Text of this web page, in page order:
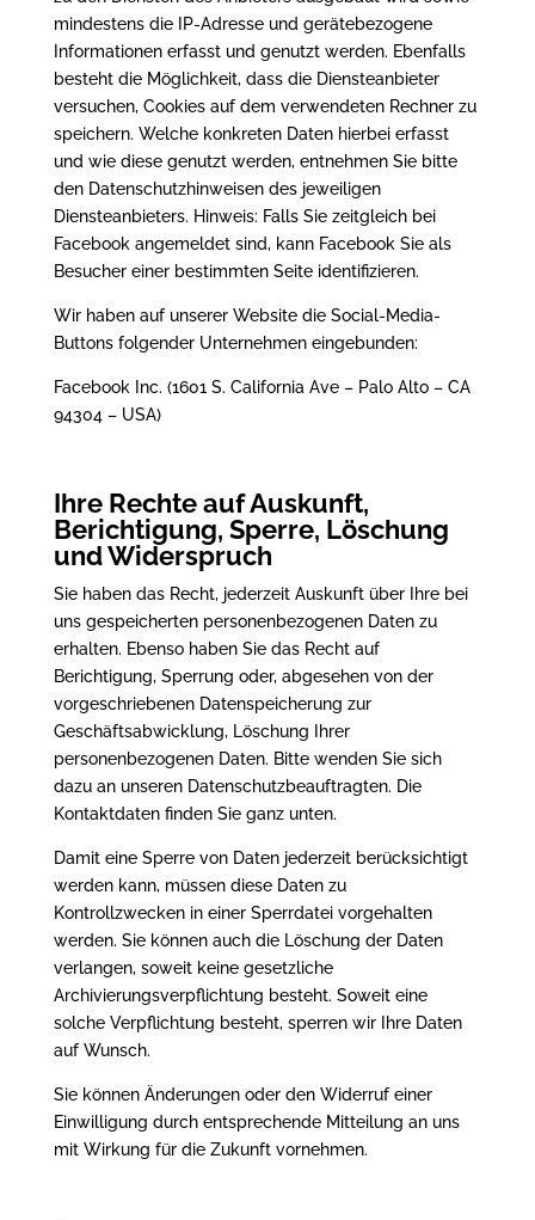
mindestens die IP-Adresse und gerätebezogene
Informationen erfasst und genutzt werden. Ebenfalls
besteht die Möglichkeit, dass die Diensteanbieter
versuchen, Cookies auf dem verwendeten Rechner zu
speichern. Welche konkreten Daten hierbei erfasst
und wie diese genutzt werden, entnehmen Sie bitte
den Datenschutzhinweisen des jeweiligen
Diensteanbieters. Hinweis: Falls Sie zeitgleich bei
Facebook angemeldet sind, kann Facebook Sie als
Besucher einer bestimmten Seite identifizieren.
Wir haben auf unserer Website die Social-Media-
Buttons folgender Unternehmen eingebunden:
Facebook Inc. (1601 S. California Ave – Palo Alto – CA
94304 – USA)
Ihre Rechte auf Auskunft,
Berichtigung, Sperre, Löschung
und Widerspruch
Sie haben das Recht, jederzeit Auskunft über Ihre bei
uns gespeicherten personenbezogenen Daten zu
erhalten. Ebenso haben Sie das Recht auf
Berichtigung, Sperrung oder, abgesehen von der
vorgeschriebenen Datenspeicherung zur
Geschäftsabwicklung, Löschung Ihrer
personenbezogenen Daten. Bitte wenden Sie sich
dazu an unseren Datenschutzbeauftragten. Die
Kontaktdaten finden Sie ganz unten.
Damit eine Sperre von Daten jederzeit berücksichtigt
werden kann, müssen diese Daten zu
Kontrollzwecken in einer Sperrdatei vorgehalten
werden. Sie können auch die Löschung der Daten
verlangen, soweit keine gesetzliche
Archivierungsverpflichtung besteht. Soweit eine
solche Verpflichtung besteht, sperren wir Ihre Daten
auf Wunsch.
Sie können Änderungen oder den Widerruf einer
Einwilligung durch entsprechende Mitteilung an uns
mit Wirkung für die Zukunft vornehmen.